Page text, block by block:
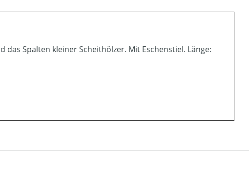
Spalten kleiner Scheithölzer. Mit Eschenstiel. Länge: